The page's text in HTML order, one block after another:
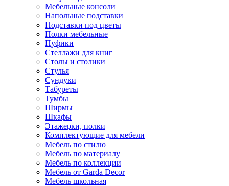
Мебельные консоли
Напольные подставки
Подставки под цветы
Полки мебельные
Пуфики
Стеллажи для книг
Столы и столики
Стулья
Сундуки
Табуреты
Тумбы
Ширмы
Шкафы
Этажерки, полки
Комплектующие для мебели
Мебель по стилю
Мебель по материалу
Мебель по коллекции
Мебель от Garda Decor
Мебель школьная